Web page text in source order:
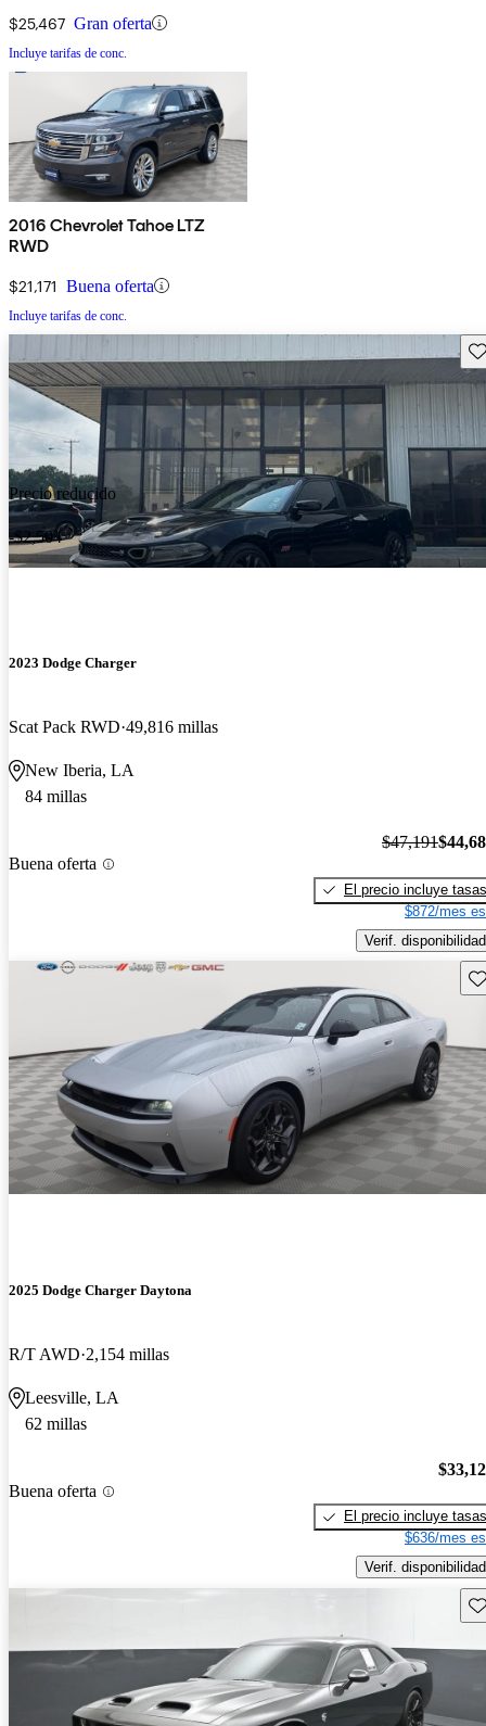
$25,467 Gran oferta
Incluye tarifas de conc.
2016 Chevrolet Tahoe LTZ
RWD
$21,171 Buena oferta
Incluye tarifas de conc.
Precio reducido
-$2,504
2023 Dodge Charger
Scat Pack RWD 49,816 millas
New Iberia, LA
84 millas
Buena oferta
$47,191
El precio incluye tasas
$872/mes
Verif. disponibilidad
2025 Dodge Charger Daytona
R/T AWD 2,154 millas
Leesville, LA
62 millas
Buena oferta
El precio incluye tasas
$636/mes
Verif. disponibilidad